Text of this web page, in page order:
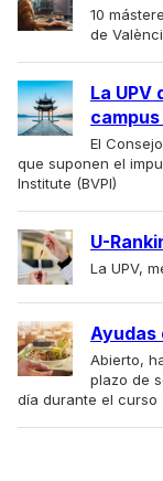
10
de
La UPV
El
que suponen el
Institute (BVPI)
U-
La UPV,
Ayudas
Abierto,
plazo de
día durante el curso